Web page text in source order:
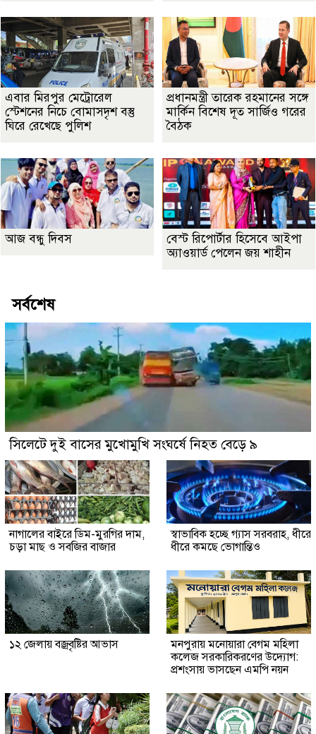
এবার মিরপুর মেট্রোরেল
স্টেশনের নিচে বোমাসদৃশ বস্তু
ঘিরে রেখেছে পুলিশ
প্রধানমন্ত্রী তারেক রহমানের সঙ্গে
মার্কিন বিশেষ দূত সার্জিও গরের
বৈঠক
আজ বন্ধু দিবস
বেস্ট রিপোর্টার হিসেবে আইপা
অ্যাওয়ার্ড পেলেন জয় শাহীন
সর্বশেষ
সিলেটে দুই বাসের মুখোমুখি সংঘর্ষে নিহত বেড়ে ৯
নাগালের বাইরে ডিম-মুরগির দাম,
চড়া মাছ ও সবজির বাজার
স্বাভাবিক হচ্ছে গ্যাস সরবরাহ, ধীরে
ধীরে কমছে ভোগান্তিও
১২ জেলায় বজ্রবৃষ্টির আভাস
মনপুরায় মনোয়ারা বেগম মহিলা
কলেজ সরকারিকরণের উদ্যোগ:
প্রশংসায় ভাসছেন এমপি নয়ন